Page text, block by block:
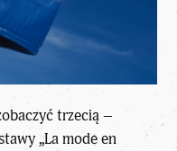
trzecią –
„La mode en